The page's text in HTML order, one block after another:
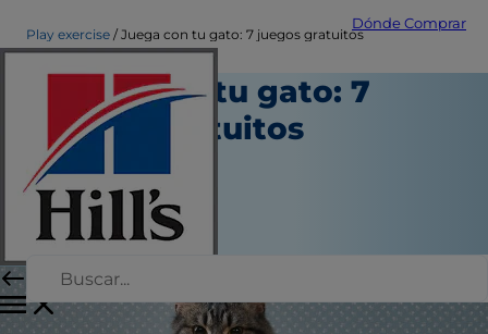
Dónde Comprar
Play exercise Juega con tu gato: 7 juegos gratuitos
Juega con tu gato: 7
juegos gratuitos
Juego y ejercicio
Kara Murphy
Marzo 09, 2018